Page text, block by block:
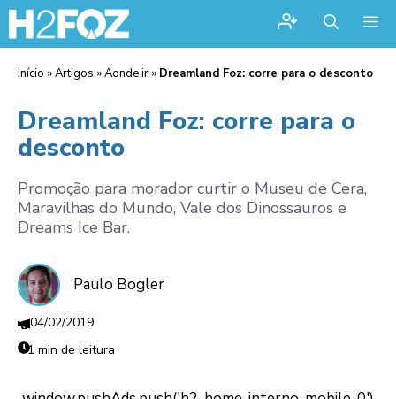
Início »Artigos »Aonde ir » Dreamland Foz: corre para o desconto
Dreamland Foz: corre para o
desconto
Promoção para morador curtir o Museu de Cera,
Maravilhas do Mundo, Vale dos Dinossauros e
Dreams Ice Bar.
Paulo Bogler
04/02/2019
1 min de leitura